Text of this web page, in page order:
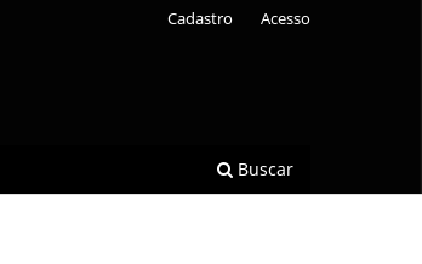
Buscar
Cadastro Acesso